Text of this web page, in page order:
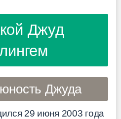
Джуд
Джуда
29 июня 2003 года